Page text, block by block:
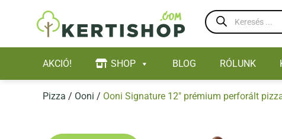
Products
search
AKCIÓ! SHOP BLOG RÓLUNK
Pizza / Ooni / Ooni Signature 12″ prémium perforált